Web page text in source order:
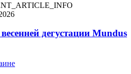
дегустации Mundus